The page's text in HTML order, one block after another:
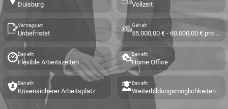
Duisburg Vollzeit
Vertragsart
Unbefristet
Gehalt
55.000,00 € - 60.000,00 € pro Jahr
Benefit
Flexible Arbeitszeiten
Benefit
Home Office
Benefit
Krisensicherer Arbeitsplatz
Benefit
Weiterbildungsmöglichkeiten